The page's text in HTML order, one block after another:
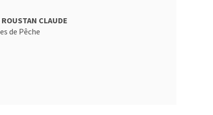
ROUSTAN CLAUDE
de Pêche